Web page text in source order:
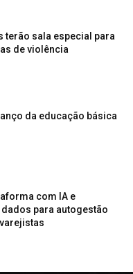
terão sala especial para
de violência
da educação básica
com IA e
para autogestão